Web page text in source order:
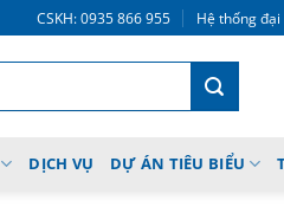
CSKH: 0935 866 955 Hệ thống
DỊCH VỤ DỰ ÁN TIÊU BIỂU